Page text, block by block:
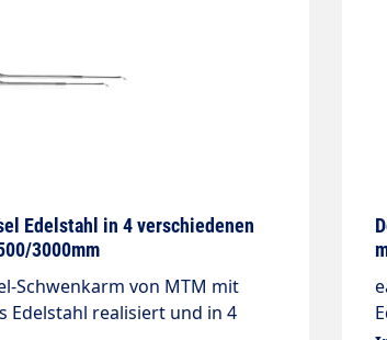
3000mm
Schwenkarm von MTM mit
Edelstahl realisiert und in 4